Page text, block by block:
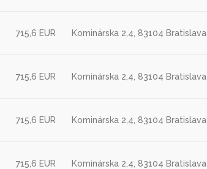
715,6 EUR Kominárska 2,4, 83104 Bratislava
715,6 EUR Kominárska 2,4, 83104 Bratislava
715,6 EUR Kominárska 2,4, 83104 Bratislava
715,6 EUR Kominárska 2,4, 83104 Bratislava